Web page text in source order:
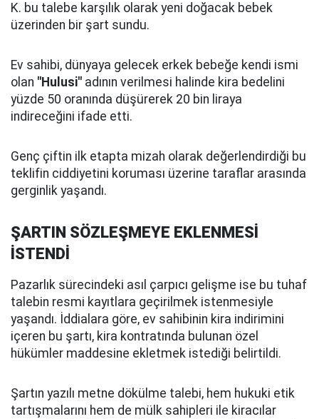
K. bu talebe karşılık olarak yeni doğacak bebek
üzerinden bir şart sundu.
Ev sahibi, dünyaya gelecek erkek bebeğe kendi ismi
olan "Hulusi" adının verilmesi halinde kira bedelini
yüzde 50 oranında düşürerek 20 bin liraya
indireceğini ifade etti.
Genç çiftin ilk etapta mizah olarak değerlendirdiği bu
teklifin ciddiyetini koruması üzerine taraflar arasında
gerginlik yaşandı.
ŞARTIN SÖZLEŞMEYE EKLENMESİ
İSTENDİ
Pazarlık sürecindeki asıl çarpıcı gelişme ise bu tuhaf
talebin resmi kayıtlara geçirilmek istenmesiyle
yaşandı. İddialara göre, ev sahibinin kira indirimini
içeren bu şartı, kira kontratında bulunan özel
hükümler maddesine ekletmek istediği belirtildi.
Şartın yazılı metne dökülme talebi, hem hukuki etik
tartışmalarını hem de mülk sahipleri ile kiracılar